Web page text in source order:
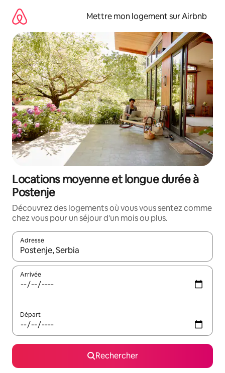
directement
contenu
Mettre mon logement sur Airbnb
Locations moyenne et longue durée à
Postenje
Découvrez des logements où vous vous sentez comme
chez vous pour un séjour d'un mois ou plus.
Adresse
Lorsque les résultats s'affichent, utilisez les flèches vers le
Arrivée
Départ
Rechercher